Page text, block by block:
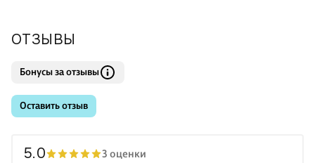
ОТЗЫВЫ
Бонусы за отзывы
Оставить отзыв
5.0 3 оценки